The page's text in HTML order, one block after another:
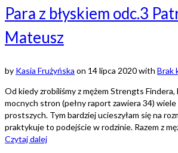
Para z błyskiem odc.3
Mateusz
by Kasia Frużyńska on 14 lipca 2020with Brak
Od kiedy zrobiliśmy z mężem Strengts
mocnych stron (pełny raport zawiera 34) wiele
prostszych. Tym bardziej ucieszyłam się na
praktykuje to podejście w rodzinie. Razem z
Czytaj dalej